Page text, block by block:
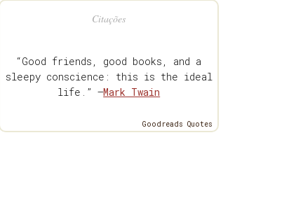
Citações
“Good friends, good books, and a
sleepy conscience: this is the ideal
life.” —Mark Twain
Goodreads Quotes